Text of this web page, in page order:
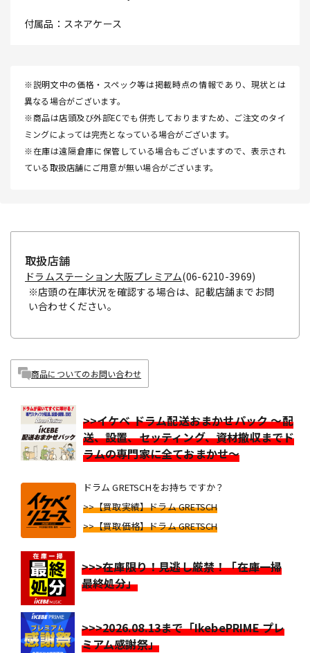
付属品：スネアケース
※説明文中の価格・スペック等は掲載時点の情報であり、現状とは
異なる場合がございます。
※商品は店頭及び外部ECでも併売しておりますため、ご注文のタイ
ミングによっては完売となっている場合がございます。
※在庫は遠隔倉庫に保管している場合もございますので、表示され
ている取扱店舗にご用意が無い場合がございます。
取扱店舗
ドラムステーション大阪プレミアム(06-6210-3969)
※店頭の在庫状況を確認する場合は、記載店舗までお問
い合わせください。
商品についてのお問い合わせ
>>イケベ ドラム配送おまかせパック ～配
送、設置、セッティング、資材撤収までド
ラムの専門家に全ておまかせ～
ドラム GRETSCHをお持ちですか？
>>【買取実績】ドラム GRETSCH
>>【買取価格】ドラム GRETSCH
>>>在庫限り！見逃し厳禁！「在庫一掃
最終処分」
>>>2026.08.13まで「IkebePRIME プレ
ミアム感謝祭」